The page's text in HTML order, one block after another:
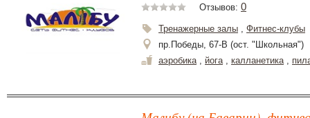
Отзывов: 0
Тренажерные залы , Фитнес-клубы
пр.Победы, 67-В (ост. "Школьная")
аэробика, йога, калланетика,